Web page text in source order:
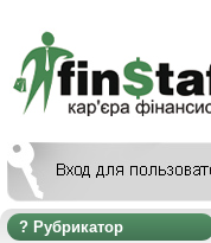
Рубрикатор